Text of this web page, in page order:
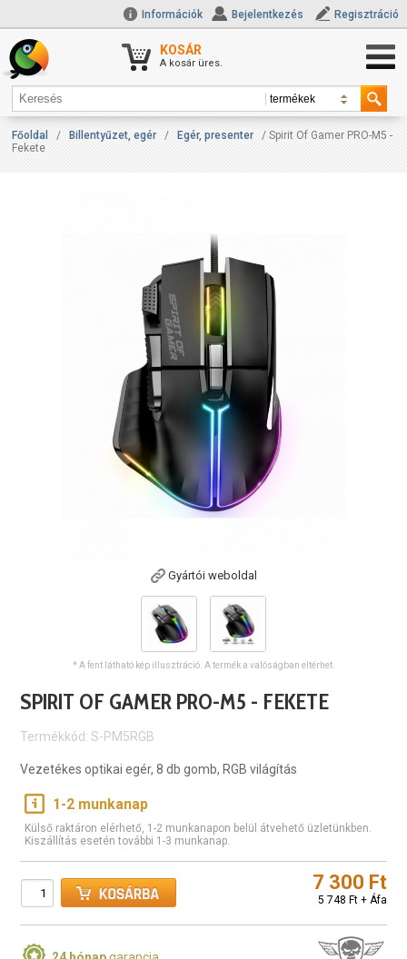
Információk Bejelentkezés Regisztráció
KOSÁR
A kosár üres.
Főoldal / Billentyűzet, egér / Egér, presenter
/ Spirit Of Gamer PRO-M5 -
Fekete
Gyártói weboldal
* A fent látható kép illusztráció. A termék a valóságban eltérhet.
SPIRIT OF GAMER PRO-M5 - FEKETE
Termékkód: S-PM5RGB
Vezetékes optikai egér, 8 db gomb, RGB világítás
1-2 munkanap
Külső raktáron elérhető, 1-2 munkanapon belül átvehető üzletünkben.
Kiszállítás esetén további 1-3 munkanap.
7 300 Ft
5 748 Ft + Áfa